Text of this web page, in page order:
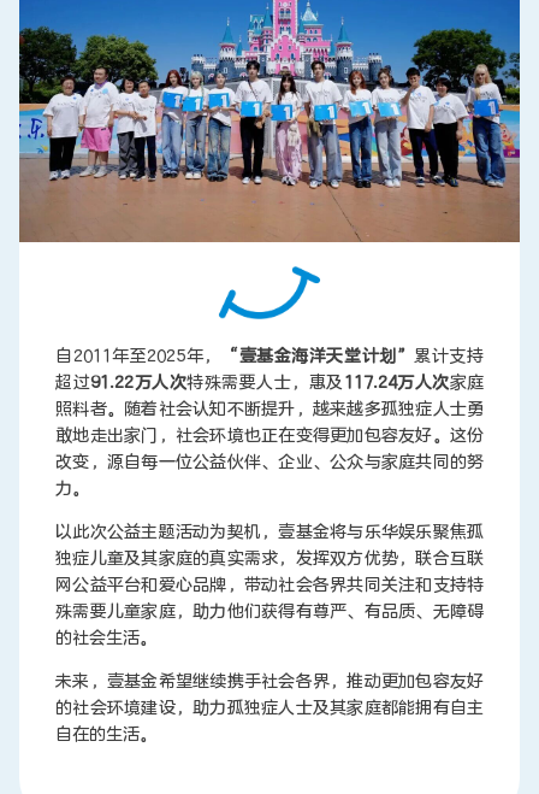
自2011年至2025年， “壹基金海洋天堂计划” 累计支持
超过91.22万人次特殊需要人士，惠及 117.24万人次家庭
照料者。随着社会认知不断提升，越来越多孤独症人士勇
敢地走出家门，社会环境也正在变得更加包容友好。这份
改变，源自每一位公益伙伴、企业、公众与家庭共同的努
力。
以此次公益主题活动为契机，壹基金将与乐华娱乐聚焦孤
独症儿童及其家庭的真实需求，发挥双方优势，联合互联
网公益平台和爱心品牌，带动社会各界共同关注和支持特
殊需要儿童家庭，助力他们获得有尊严、有品质、无障碍
的社会生活。
未来，壹基金希望继续携手社会各界，推动更加包容友好
的社会环境建设，助力孤独症人士及其家庭都能拥有自主
自在的生活。